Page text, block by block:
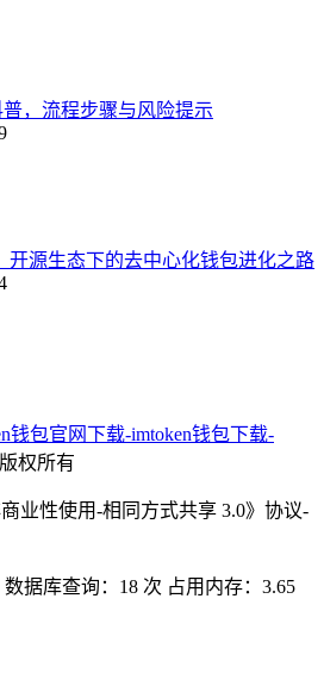
，流程步骤与风险提示
开源生态下的去中心化钱包进化之路
钱包官网下载-imtoken钱包下载-
版权所有
业性使用-相同方式共享 3.0》协议-
据库查询：18 次 占用内存：3.65